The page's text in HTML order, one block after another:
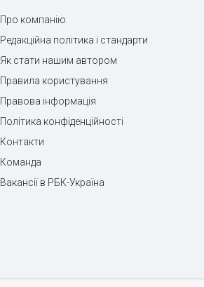
Про компанію
Редакційна політика і стандарти
Як стати нашим автором
Правила користування
Правова інформація
Політика конфіденційності
Контакти
Команда
Вакансії в РБК-Україна